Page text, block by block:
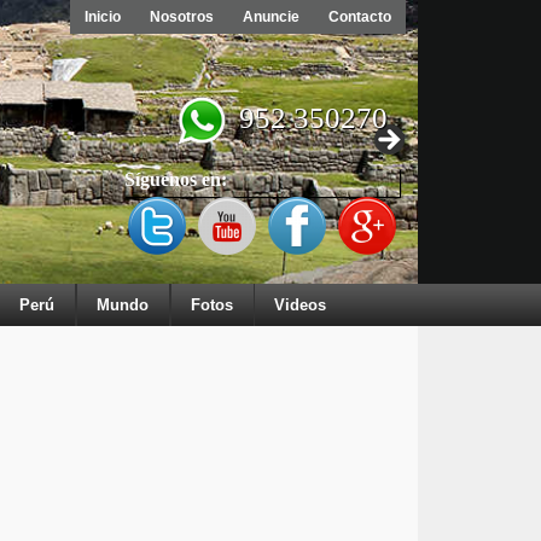
Inicio Nosotros Anuncie Contacto
952 350270
Síguenos en:
Perú Mundo Fotos Videos